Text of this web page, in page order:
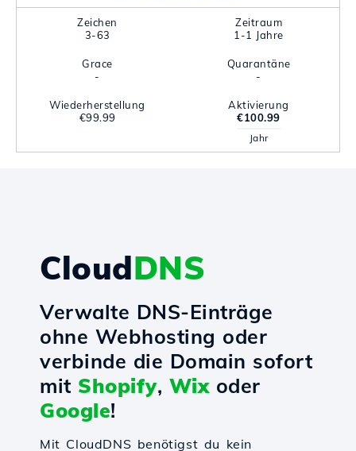
Zeichen
3-63
Zeitraum
1-1 Jahre
Grace
-
Quarantäne
-
Wiederherstellung
€99.99
Aktivierung
€100.99
Jahr
CloudDNS
Verwalte DNS-Einträge
ohne Webhosting oder
verbinde die Domain sofort
mit Shopify, Wixoder
Google!
Mit CloudDNS benötigst du kein